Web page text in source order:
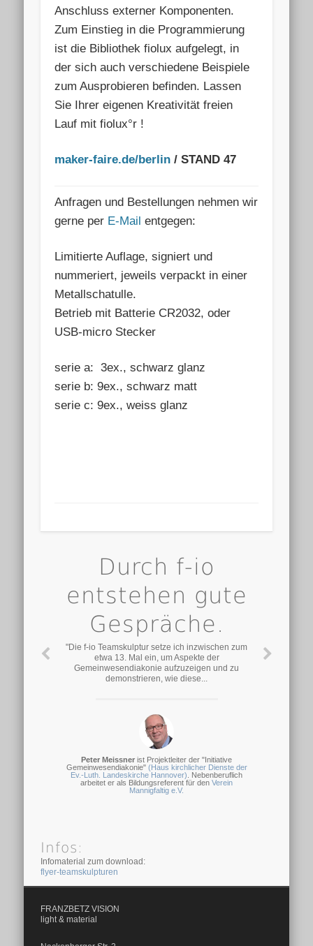
Anschluss externer Komponenten.
Zum Einstieg in die Programmierung
ist die Bibliothek fiolux aufgelegt, in
der sich auch verschiedene Beispiele
zum Ausprobieren befinden. Lassen
Sie Ihrer eigenen Kreativität freien
Lauf mit fiolux°r !
maker-faire.de/berlin / STAND 47
Anfragen und Bestellungen nehmen wir
gerne per E-Mailentgegen:
Limitierte Auflage, signiert und
nummeriert, jeweils verpackt in einer
Metallschatulle.
Betrieb mit Batterie CR2032, oder
USB-micro Stecker
serie a: 3ex., schwarz glanz
serie b: 9ex., schwarz matt
serie c: 9ex., weiss glanz
Durch f-io
entstehen gute
Gespräche.
"Die f-io Teamskulptur setze ich inzwischen zum
etwa 13. Mal ein, um Aspekte der
Gemeinwesendiakonie aufzuzeigen und zu
demonstrieren, wie diese...
Peter Meissner ist Projektleiter der "Initiative
Gemeinwesendiakonie" (Haus kirchlicher Dienste der
Ev.-Luth. Landeskirche Hannover) . Nebenberuflich
arbeitet er als Bildungsreferent für den Verein
Mannigfaltig e.V.
Einfach genial!
Knut Basedow ist Architekt und arbeitet in Hannover.
Infos:
Infomaterial zum download:
flyer-teamskulpturen
FRANZBETZ VISION
light & material